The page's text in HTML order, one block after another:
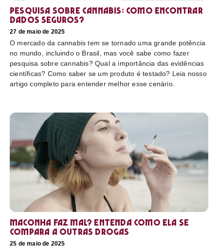
Pesquisa sobre cannabis: Como encontrar
dados seguros?
27 de maio de 2025
O mercado da cannabis tem se tornado uma grande potência
no mundo, incluindo o Brasil, mas você sabe como fazer
pesquisa sobre cannabis? Qual a importância das evidências
científicas? Como saber se um produto é testado? Leia nosso
artigo completo para entender melhor esse cenário.
Maconha faz mal? Entenda como ela se
compara a outras drogas
25 de maio de 2025